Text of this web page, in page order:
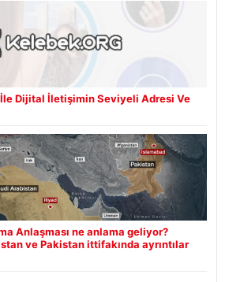
Dijital İletişimin Seviyeli Adresi Ve
Anlaşması ne anlama geliyor?
ve Pakistan ittifakında ayrıntılar